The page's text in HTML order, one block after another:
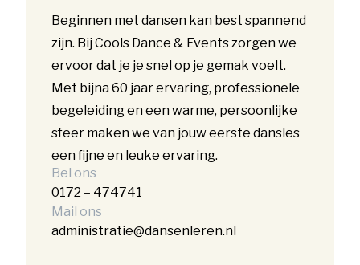
Beginnen met dansen kan best spannend
zijn. Bij Cools Dance & Events zorgen we
ervoor dat je je snel op je gemak voelt.
Met bijna 60 jaar ervaring, professionele
begeleiding en een warme, persoonlijke
sfeer maken we van jouw eerste dansles
een fijne en leuke ervaring.
Bel ons
0172 – 474741
Mail ons
administratie@dansenleren.nl